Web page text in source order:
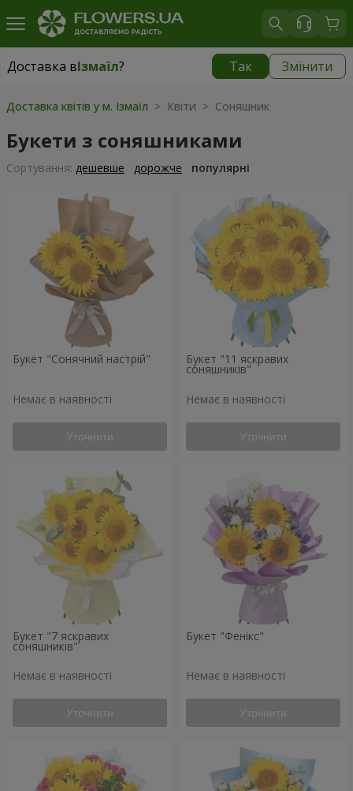
Доставка вІзмаїл? Так Змінити
Доставка вІзмаїл|
Доставка квітів у м. Ізмаїл > Квіти > Соняшник
Букети з соняшниками
Сортування: дешевше дорожче популярні
Букет "Сонячний настрій"
Немає в наявності
Уточнити
Букет "11 яскравих
соняшників"
Немає в наявності
Уточнити
Букет "7 яскравих
соняшників"
Немає в наявності
Уточнити
Букет "Фенікс"
Немає в наявності
Уточнити